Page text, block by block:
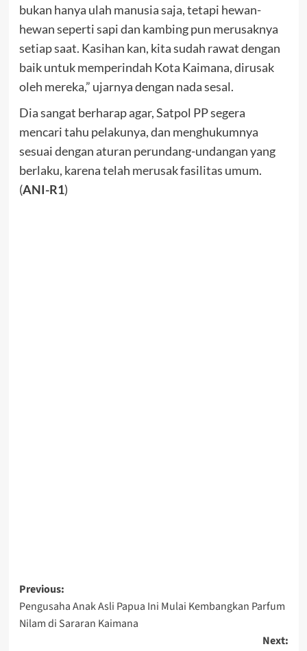
bukan hanya ulah manusia saja, tetapi hewan-
hewan seperti sapi dan kambing pun merusaknya
setiap saat. Kasihan kan, kita sudah rawat dengan
baik untuk memperindah Kota Kaimana, dirusak
oleh mereka,” ujarnya dengan nada sesal.
Dia sangat berharap agar, Satpol PP segera
mencari tahu pelakunya, dan menghukumnya
sesuai dengan aturan perundang-undangan yang
berlaku, karena telah merusak fasilitas umum.
(ANI-R1)
Post
navigation
Previous:
Pengusaha Anak Asli Papua Ini Mulai Kembangkan Parfum
Nilam di Sararan Kaimana
Next: